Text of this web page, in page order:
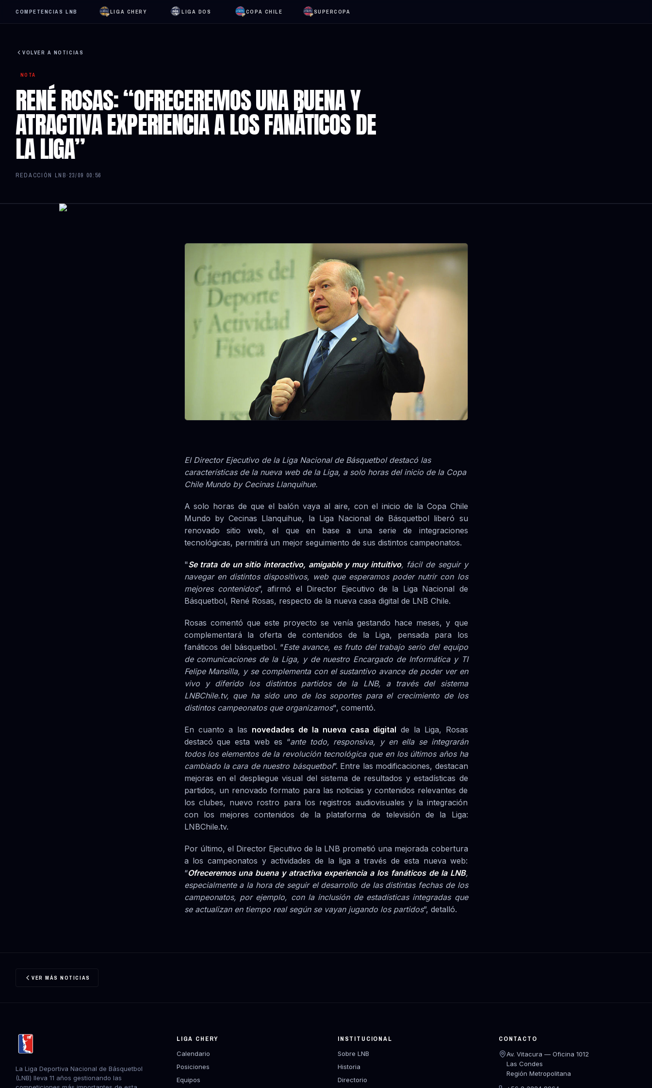
COMPETENCIAS LNB LIGA CHERY LIGA DOS COPA CHILE SUPERCOPA
VOLVER A NOTICIAS
NOTA
RENÉ ROSAS: “OFRECEREMOS UNA BUENA Y
ATRACTIVA EXPERIENCIA A LOS FANÁTICOS DE
LA LIGA”
REDACCIÓN LNB· 23/09 00:56
El Director Ejecutivo de la Liga Nacional de Básquetbol destacó las
características de la nueva web de la Liga, a solo horas del inicio de la Copa
Chile Mundo by Cecinas Llanquihue.
A solo horas de que el balón vaya al aire, con el inicio de la Copa Chile
Mundo by Cecinas Llanquihue, la Liga Nacional de Básquetbol liberó su
renovado sitio web, el que en base a una serie de integraciones
tecnológicas, permitirá un mejor seguimiento de sus distintos campeonatos.
"Se trata de un sitio interactivo, amigable y muy intuitivo, fácil de seguir y
navegar en distintos dispositivos, web que esperamos poder nutrir con los
mejores contenidos”, afirmó el Director Ejecutivo de la Liga Nacional de
Básquetbol, René Rosas, respecto de la nueva casa digital de LNB Chile.
Rosas comentó que este proyecto se venía gestando hace meses, y que
complementará la oferta de contenidos de la Liga, pensada para los
fanáticos del básquetbol. “Este avance, es fruto del trabajo serio del equipo
de comunicaciones de la Liga, y de nuestro Encargado de Informática y TI
Felipe Mansilla, y se complementa con el sustantivo avance de poder ver en
vivo y diferido los distintos partidos de la LNB, a través del sistema
LNBChile.tv, que ha sido uno de los soportes para el crecimiento de los
distintos campeonatos que organizamos", comentó.
En cuanto a las novedades de la nueva casa digital de la Liga, Rosas
destacó que esta web es “ante todo, responsiva, y en ella se integrarán
todos los elementos de la revolución tecnológica que en los últimos años ha
cambiado la cara de nuestro básquetbol”. Entre las modificaciones, destacan
mejoras en el despliegue visual del sistema de resultados y estadísticas de
partidos, un renovado formato para las noticias y contenidos relevantes de
los clubes, nuevo rostro para los registros audiovisuales y la integración
con los mejores contenidos de la plataforma de televisión de la Liga:
LNBChile.tv.
Por último, el Director Ejecutivo de la LNB prometió una mejorada cobertura
a los campeonatos y actividades de la liga a través de esta nueva web:
“Ofreceremos una buena y atractiva experiencia a los fanáticos de la LNB,
especialmente a la hora de seguir el desarrollo de las distintas fechas de los
campeonatos, por ejemplo, con la inclusión de estadísticas integradas que
se actualizan en tiempo real según se vayan jugando los partidos”, detalló.
VER MÁS NOTICIAS
La Liga Deportiva Nacional de Básquetbol
(LNB) lleva 11 años gestionando las
LIGA CHERY
Calendario
Posiciones
Equipos
INSTITUCIONAL
Sobre LNB
Historia
Directorio
CONTACTO
Av. Vitacura — Oficina 1012
Las Condes
Región Metropolitana